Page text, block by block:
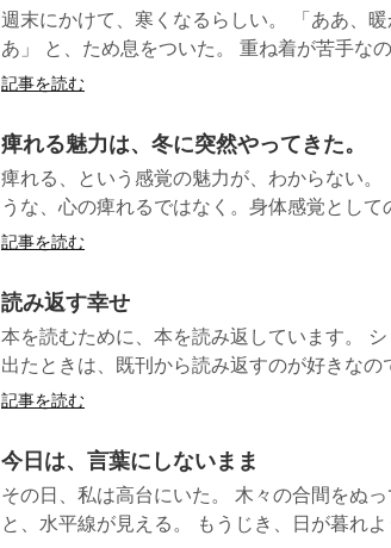
週末にかけて、寒くなるらしい。 「ああ、
あ」 と、ため息をついた。 重ね着が苦手な
記事を読む
痺れる魅力は、冬に突然やってきた。
痺れる、という感覚の魅力が、わからない
うな、心の痺れるではなく。身体感覚として
記事を読む
読み返す幸せ
本を読むために、本を読み返しています。
出たときは、既刊から読み返すのが好きなの
記事を読む
今日は、言葉にしないまま
その日、私は高台にいた。 木々の合間をぬ
と、水平線が見える。 もうじき、日が暮れ